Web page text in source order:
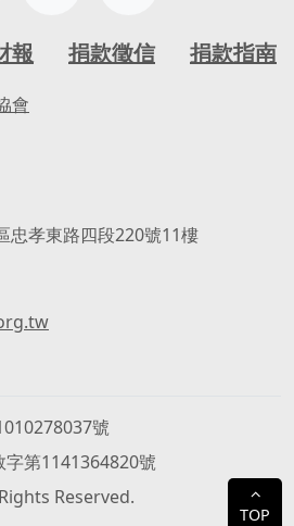
⌃
TOP
報 捐款徵信 捐款指南
會
忠孝東路四段220號11樓
號
字第1141364820號
Reserved.